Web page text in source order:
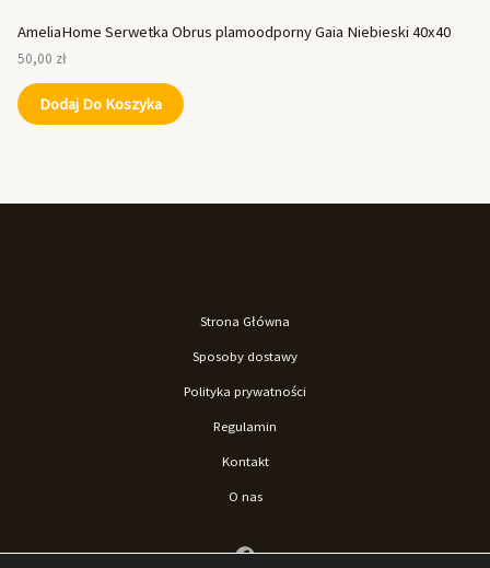
AmeliaHome Serwetka Obrus plamoodporny Gaia Niebieski 40x40
50,00 zł
Dodaj Do Koszyka
Strona Główna
Sposoby dostawy
Polityka prywatności
Regulamin
Kontakt
O nas